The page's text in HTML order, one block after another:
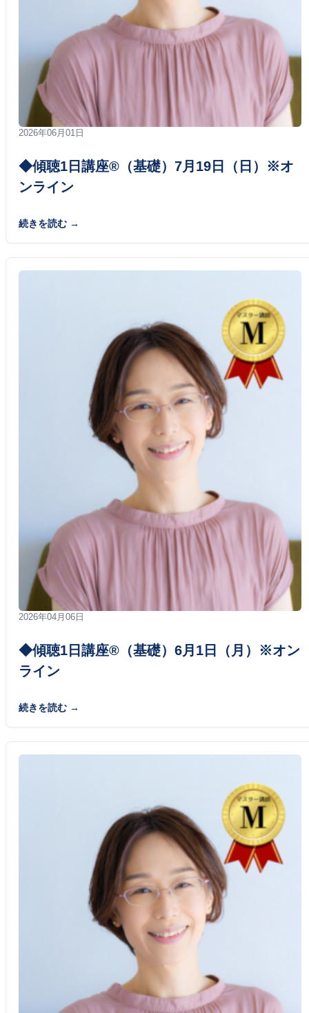
2026年06月01日
◆傾聴1日講座®（基礎）7月19日（日）※オ
ンライン
続きを読む
2026年04月06日
◆傾聴1日講座®（基礎）6月1日（月）※オン
ライン
続きを読む